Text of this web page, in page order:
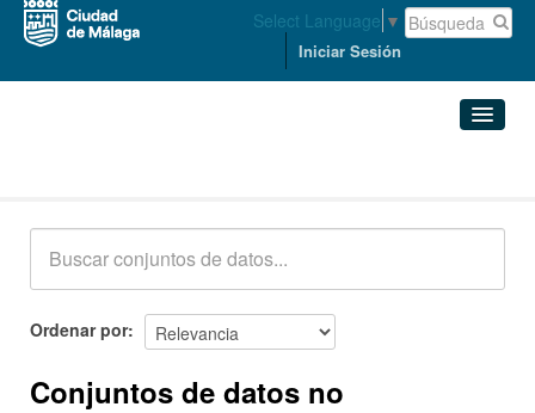
Select Language ▼
Iniciar Sesión
Acerca de
Ordenar por
Conjuntos de datos no